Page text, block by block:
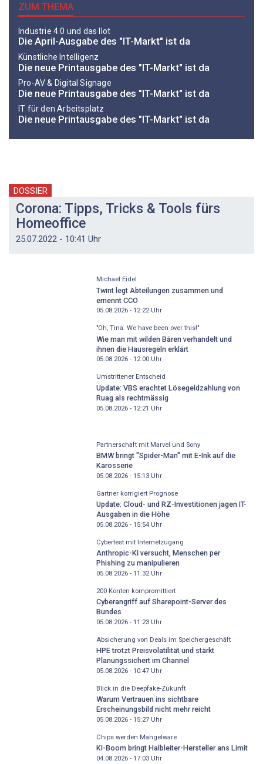
ZUM THEMA
Industrie 4.0 und das IIot
Die April-Ausgabe des "IT-Markt" ist da
Künstliche Intelligenz
Die neue Printausgabe des "IT-Markt" ist da
Pro-AV & Digital Signage
Die neue Printausgabe des "IT-Markt" ist da
IT für den Arbeitsplatz
Die neue Printausgabe des "IT-Markt" ist da
DOSSIER
Corona: Tipps, Tricks & Tools fürs
Homeoffice
25.07.2022 - 10:41 Uhr
Michael Eidel
Twint legt Abteilungen zusammen und
ernennt CCO
05.08.2026 - 12:22Uhr
"Oh, Tina. We have been over this!"
Wie man mit wilden Bären verhandelt und
ihnen die Hausregeln erklärt
05.08.2026 - 12:00Uhr
Umstrittener Entscheid
Update: VBS erachtet Lösegeldzahlung von
Ruag als rechtmässig
05.08.2026 - 12:21 Uhr
Partnerschaft mit Marvel und Sony
BMW bringt "Spider-Man" mit E-Ink auf die
Karosserie
05.08.2026 - 15:13Uhr
Gartner korrigiert Prognose
Update: Cloud- und RZ-Investitionen jagen IT-
Ausgaben in die Höhe
05.08.2026 - 15:54Uhr
Cybertest mit Internetzugang
Anthropic-KI versucht, Menschen per
Phishing zu manipulieren
05.08.2026 - 11:32Uhr
200 Konten kompromittiert
Cyberangriff auf Sharepoint-Server des
Bundes
05.08.2026 - 11:23Uhr
Absicherung von Deals im Speichergeschäft
HPE trotzt Preisvolatilität und stärkt
Planungssichert im Channel
05.08.2026 - 10:47Uhr
Blick in die Deepfake-Zukunft
Warum Vertrauen ins sichtbare
Erscheinungsbild nicht mehr reicht
05.08.2026 - 15:27Uhr
Chips werden Mangelware
KI-Boom bringt Halbleiter-Hersteller ans Limit
04.08.2026 - 17:03Uhr